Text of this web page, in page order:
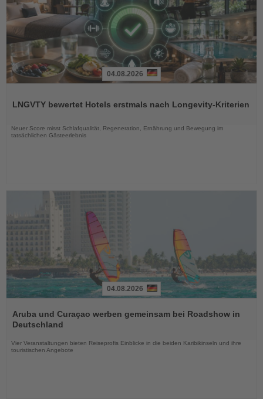
die
04.08.2026
LNGVTY bewertet Hotels erstmals nach Longevity-Kriterien
Neuer Score misst Schlafqualität, Regeneration, Ernährung und Bewegung im
tatsächlichen Gästeerlebnis
Sie
die
04.08.2026
Aruba und Curaçao werben gemeinsam bei Roadshow in
Deutschland
Vier Veranstaltungen bieten Reiseprofis Einblicke in die beiden Karibikinseln und ihre
touristischen Angebote